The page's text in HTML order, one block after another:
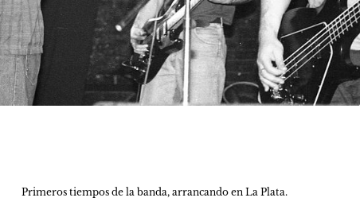
Primeros tiempos de la banda, arrancando en La Plata.